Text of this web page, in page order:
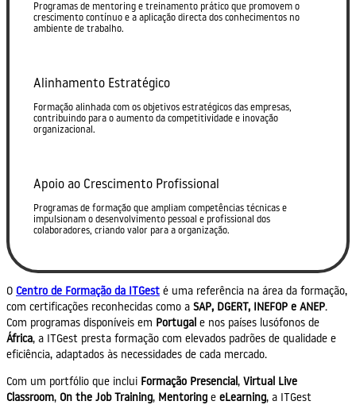
Programas de mentoring e treinamento prático que promovem o
crescimento contínuo e a aplicação directa dos conhecimentos no
ambiente de trabalho.
Alinhamento Estratégico
Formação alinhada com os objetivos estratégicos das empresas,
contribuindo para o aumento da competitividade e inovação
organizacional.
Apoio ao Crescimento Profissional
Programas de formação que ampliam competências técnicas e
impulsionam o desenvolvimento pessoal e profissional dos
colaboradores, criando valor para a organização.
O Centro de Formação da ITGest é uma referência na área da formação,
com certificações reconhecidas como a SAP, DGERT, INEFOP e ANEP.
Com programas disponíveis em Portugal e nos países lusófonos de
África, a ITGest presta formação com elevados padrões de qualidade e
eficiência, adaptados às necessidades de cada mercado.
Com um portfólio que inclui Formação Presencial , Virtual Live
Classroom, On the Job Training, Mentoring e eLearning, a ITGest